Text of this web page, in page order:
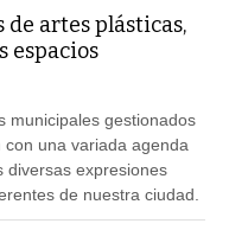
de artes plásticas,
espacios
municipales gestionados
una variada agenda
diversas expresiones
de nuestra ciudad.